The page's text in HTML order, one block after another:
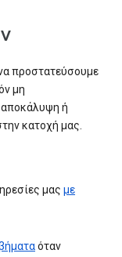
προστατεύσουμε
μη
ή
κατοχή μας.
μας με
όταν